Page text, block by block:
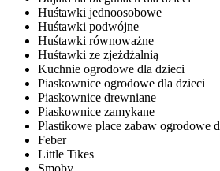
Huśtawki jednoosobowe
Huśtawki podwójne
Huśtawki równoważne
Huśtawki ze zjeżdżalnią
Kuchnie ogrodowe dla dzieci
Piaskownice ogrodowe dla dzieci
Piaskownice drewniane
Piaskownice zamykane
Plastikowe place zabaw ogrodowe
Feber
Little Tikes
Smoby